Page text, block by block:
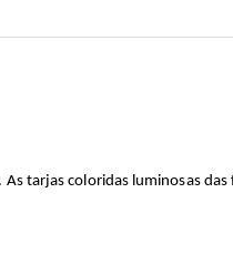
tarjas coloridas luminosas